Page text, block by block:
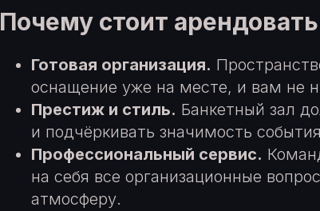
Почему стоит
Готовая организация.
оснащение уже на месте, и вам не
Престиж и стиль. Банкетный зал
и подчёркивать значимость
Профессиональный сервис.
на себя все организационные
атмосферу.